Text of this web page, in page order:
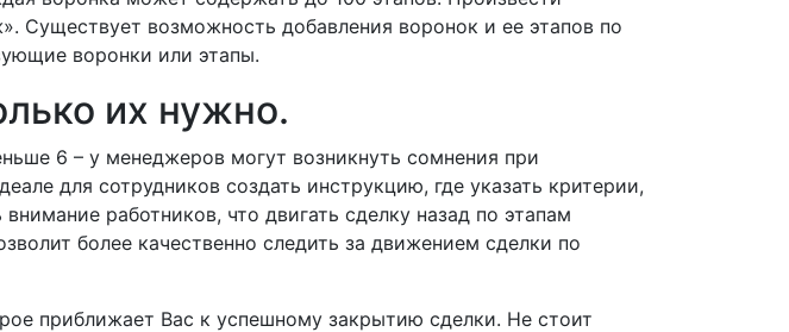
Существует возможность добавления воронок и ее этапов по
воронки или этапы.
их нужно.
6 – у менеджеров могут возникнуть сомнения при
для сотрудников создать инструкцию, где указать критерии,
работников, что двигать сделку назад по этапам
более качественно следить за движением сделки по
приближает Вас к успешному закрытию сделки. Не стоит